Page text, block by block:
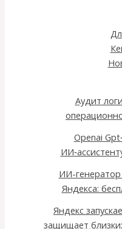
Аудит
Openai
ИИ-
Яндекса:
Яндекс
защищает